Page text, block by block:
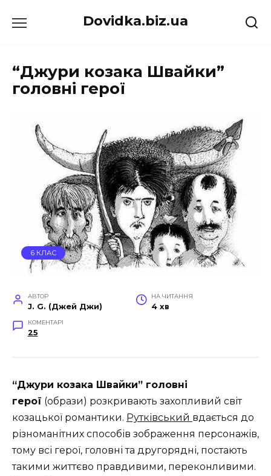
до
Dovidka.biz.ua
“Джури козака Швайки”
головні герої
6 КЛАС
АВТОР
J. G. (Джей Джи)
НА ЧИТАННЯ
4 хв
КОМЕНТАРІ
25
“Джури козака Швайки” головні
герої (образи) розкривають захопливий світ
козацької романтики. Рутківський вдається до
різноманітних способів зображення персо­нажів,
тому всі герої, головні та другорядні, постають
такими життєво правдивими, переконливими.